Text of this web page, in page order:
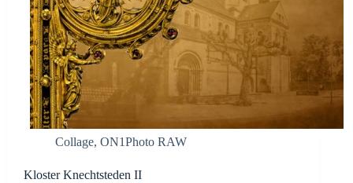
Collage, ON1Photo RAW
Kloster Knechtsteden II